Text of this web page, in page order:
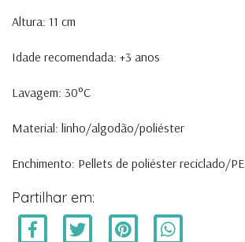
Altura: 11 cm
Idade recomendada: +3 anos
Lavagem: 30°C
Material: linho/algodão/poliéster
Enchimento: Pellets de poliéster reciclado/PE
Partilhar em: